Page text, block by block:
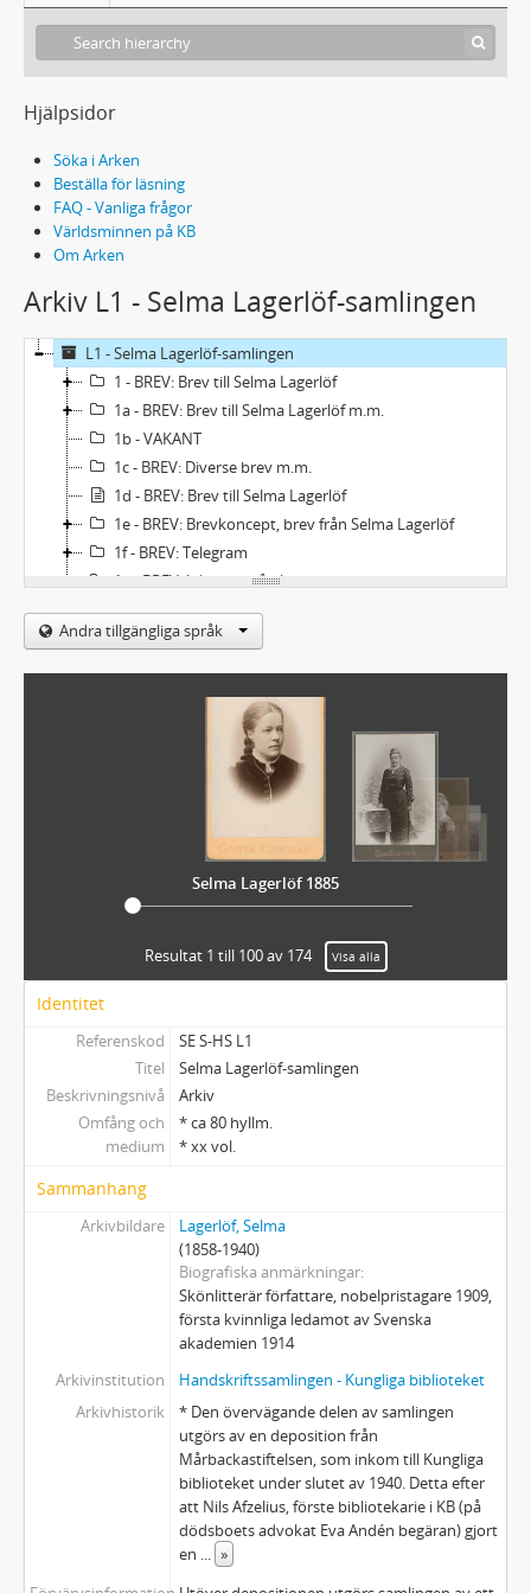
Hjälpsidor
Söka i Arken
Beställa för läsning
FAQ - Vanliga frågor
Världsminnen på KB
Om Arken
Arkiv L1 - Selma Lagerlöf-samlingen
L1 - Selma Lagerlöf-samlingen
1 - BREV: Brev till Selma Lagerlöf
1a - BREV: Brev till Selma Lagerlöf m.m.
1b - VAKANT
1c - BREV: Diverse brev m.m.
1d - BREV: Brev till Selma Lagerlöf
1e - BREV: Brevkoncept, brev från Selma Lagerlöf
1f - BREV: Telegram
1g - BREV: Jul- och nyårskort
1h - BREV: Barnbrev till Selma Lagerlöf
1j - BREV: Barnteckningar till Selma Lagerlöf
1l - BREV: Inbjudnings-, bröllops- och begravningskort m.m.
1m - BREV: Visitkort
1n - BREV: Kondoleanser
1o - BREV: Selma Lagerlöfs brev- och adressböcker
1p - BREV: Brevbilagor
1q - BREV: Gratulationer till Selma Lagerlöfs 50-årsdag 1908
2 - MANUSKRIPT: Anna Svärd
2a - MANUSKRIPT: Anna Svärd
4 - MANUSKRIPT: Bannlyst
5 - MANUSKRIPT: Charlotte Löwensköld
7 - MANUSKRIPT: Dikter I-II
8 - MANUSKRIPT: Drottningar i Kungahälla
9 - MANUSKRIPT: En herrgårdssägen - Skådespel
9a - MANUSKRIPT: En herrgårdssägen - Dramatiserad form
9b - MANUSKRIPT: En herrgårdssägen - [Skådespel i fyra akter]
11a - MANUSKRIPT: Gösta Berlings saga - dramatiserad form
11b - MANUSKRIPT: Landskronamanuskripten
12 - MANUSKRIPT: Heliga Birgitta
13 - MANUSKRIPT: Jerusalem 2
14 - MANUSKRIPT: Karl-Artur Ekenstedt
14a - MANUSKRIPT: Kopparnageln [novell]
15 - MANUSKRIPT: Körkarlen
16 - MANUSKRIPT: Liljekronas hem
17 - MANUSKRIPT: Löwensköldska ringen
18 - MANUSKRIPT: Mårbacka I
19 - MANUSKRIPT: Mårbacka II
20 - MANUSKRIPT: Mårbacka, [IV]
Andra tillgängliga språk
Selma Lagerlöf 1885
Resultat 1 till 100 av 174 Visa alla
Identitet
Referenskod
SE S-HS L1
Titel
Selma Lagerlöf-samlingen
Beskrivningsnivå
Arkiv
Omfång och
medium
* ca 80 hyllm.
* xx vol.
Sammanhang
Arkivbildare
Lagerlöf, Selma
(1858-1940)
Biografiska anmärkningar
Skönlitterär författare, nobelpristagare 1909,
första kvinnliga ledamot av Svenska
akademien 1914
Arkivinstitution
Handskriftssamlingen - Kungliga biblioteket
Arkivhistorik
* Den övervägande delen av samlingen
utgörs av en deposition från
Mårbackastiftelsen, som inkom till Kungliga
biblioteket under slutet av 1940. Detta efter
att Nils Afzelius, förste bibliotekarie i KB (på
dödsboets advokat Eva Andén begäran) gjort
en ... »